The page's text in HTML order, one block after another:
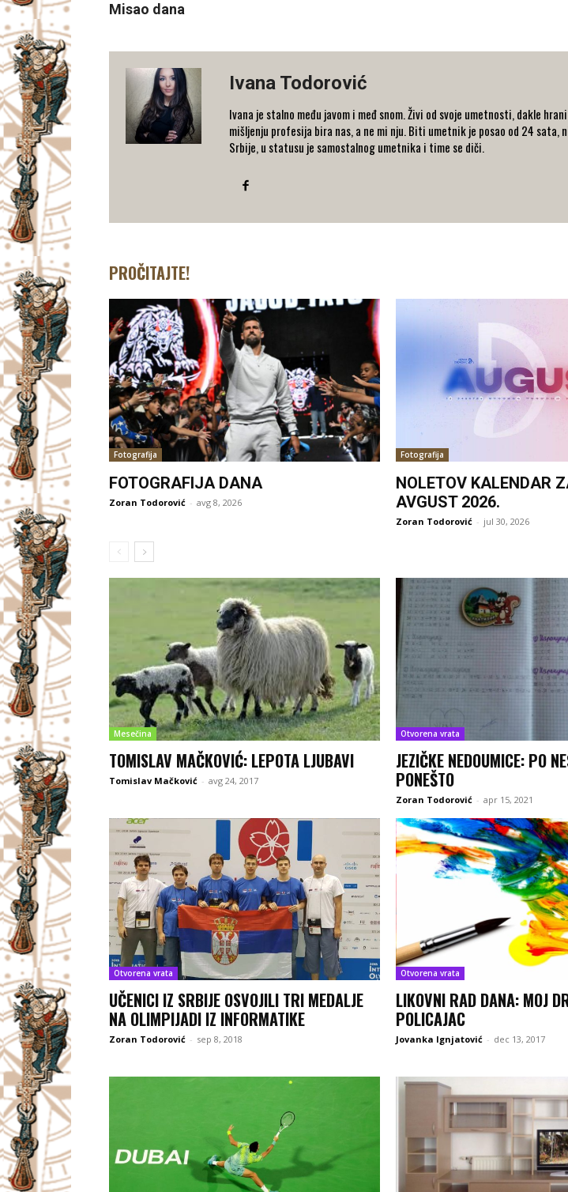
Misao dana
Ivana Todorović
Ivana je stalno među javom i međ snom. Živi od svoje umetnosti, dakle
mišljenju profesija bira nas, a ne mi nju. Biti umetnik je posao od 24 sata,
Srbije, u statusu je samostalnog umetnika i time se diči.
PROČITAJTE!
Fotografija
FOTOGRAFIJA DANA
Zoran Todorović - avg 8, 2026
Fotografija
NOLETOV KALENDAR
AVGUST 2026.
Zoran Todorović - jul 30, 2026
Mesečina
TOMISLAV MAČKOVIĆ: LEPOTA LJUBAVI
Tomislav Mačković - avg 24, 2017
Otvorena vrata
JEZIČKE NEDOUMICE: PO
PONEŠTO
Zoran Todorović - apr 15, 2021
Otvorena vrata
UČENICI IZ SRBIJE OSVOJILI TRI MEDALJE
NA OLIMPIJADI IZ INFORMATIKE
Zoran Todorović - sep 8, 2018
Otvorena vrata
LIKOVNI RAD DANA: MOJ
POLICAJAC
Jovanka Ignjatović - dec 13, 2017